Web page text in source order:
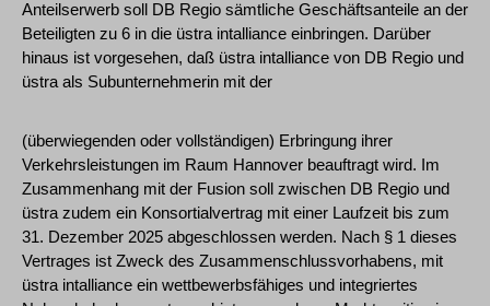
Anteilserwerb soll DB Regio sämtliche Geschäftsanteile an der
Beteiligten zu 6 in die üstra intalliance einbringen. Darüber
hinaus ist vorgesehen, daß üstra intalliance von DB Regio und
üstra als Subunternehmerin mit der
(überwiegenden oder vollständigen) Erbringung ihrer
Verkehrsleistungen im Raum Hannover beauftragt wird. Im
Zusammenhang mit der Fusion soll zwischen DB Regio und
üstra zudem ein Konsortialvertrag mit einer Laufzeit bis zum
31. Dezember 2025 abgeschlossen werden. Nach § 1 dieses
Vertrages ist Zweck des Zusammenschlussvorhabens, mit
üstra intalliance ein wettbewerbsfähiges und integriertes